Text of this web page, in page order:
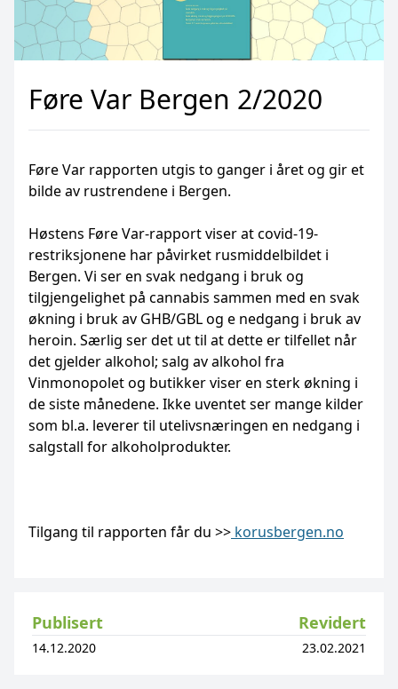
Føre Var Bergen 2/2020
Føre Var rapporten utgis to ganger i året og gir et
bilde av rustrendene i Bergen.
Høstens Føre Var-rapport viser at covid-19-
restriksjonene har påvirket rusmiddelbildet i
Bergen. Vi ser en svak nedgang i bruk og
tilgjengelighet på cannabis sammen med en svak
økning i bruk av GHB/GBL og e nedgang i bruk av
heroin. Særlig ser det ut til at dette er tilfellet når
det gjelder alkohol; salg av alkohol fra
Vinmonopolet og butikker viser en sterk økning i
de siste månedene. Ikke uventet ser mange kilder
som bl.a. leverer til utelivsnæringen en nedgang i
salgstall for alkoholprodukter.
Tilgang til rapporten får du >> korusbergen.no
Publisert Revidert
14.12.2020 23.02.2021